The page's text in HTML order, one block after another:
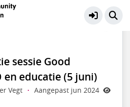
sessie Good
en educatie (5 juni)
Vegt ·
Aangepast jun 2024